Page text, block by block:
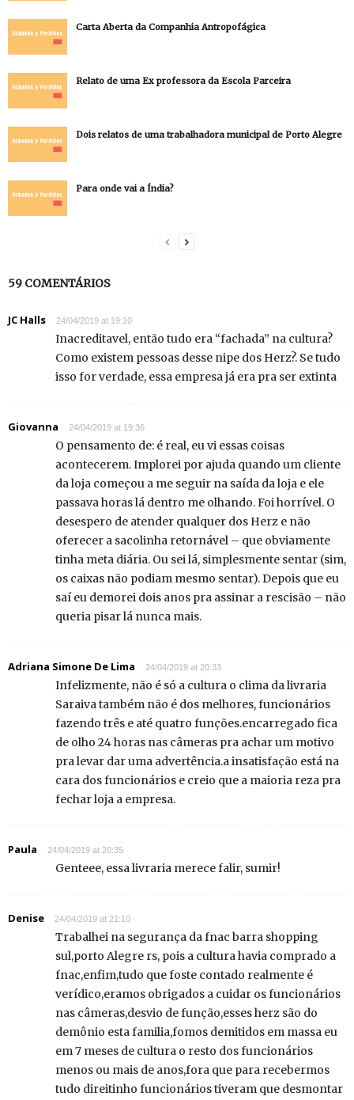
Carta Aberta da Companhia Antropofágica
Relato de uma Ex professora da Escola Parceira
Dois relatos de uma trabalhadora municipal de Porto Alegre
Para onde vai a Índia?
59 COMENTÁRIOS
JC Halls 24/04/2019 at 19:10
Inacreditavel, então tudo era “fachada” na cultura?
Como existem pessoas desse nipe dos Herz?. Se tudo
isso for verdade, essa empresa já era pra ser extinta
Giovanna 24/04/2019 at 19:36
O pensamento de: é real, eu vi essas coisas
acontecerem. Implorei por ajuda quando um cliente
da loja começou a me seguir na saída da loja e ele
passava horas lá dentro me olhando. Foi horrível. O
desespero de atender qualquer dos Herz e não
oferecer a sacolinha retornável – que obviamente
tinha meta diária. Ou sei lá, simplesmente sentar (sim,
os caixas não podiam mesmo sentar). Depois que eu
saí eu demorei dois anos pra assinar a rescisão – não
queria pisar lá nunca mais.
Adriana Simone De Lima 24/04/2019 at 20:33
Infelizmente, não é só a cultura o clima da livraria
Saraiva também não é dos melhores, funcionários
fazendo três e até quatro funções.encarregado fica
de olho 24 horas nas câmeras pra achar um motivo
pra levar dar uma advertência.a insatisfação está na
cara dos funcionários e creio que a maioria reza pra
fechar loja a empresa.
Paula 24/04/2019 at 20:35
Genteee, essa livraria merece falir, sumir!
Denise 24/04/2019 at 21:10
Trabalhei na segurança da fnac barra shopping
sul,porto Alegre rs, pois a cultura havia comprado a
fnac,enfim,tudo que foste contado realmente é
verídico,eramos obrigados a cuidar os funcionários
nas câmeras,desvio de função,esses herz são do
demônio esta familia,fomos demitidos em massa eu
em 7 meses de cultura o resto dos funcionários
menos ou mais de anos,fora que para recebermos
tudo direitinho funcionários tiveram que desmontar